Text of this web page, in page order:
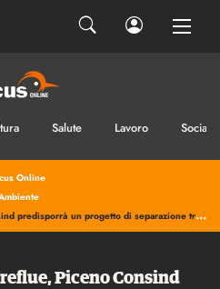
Salute Lavoro Sociale
Online
un progetto di separazione tra 'acque bianche e nere'
Piceno Consind